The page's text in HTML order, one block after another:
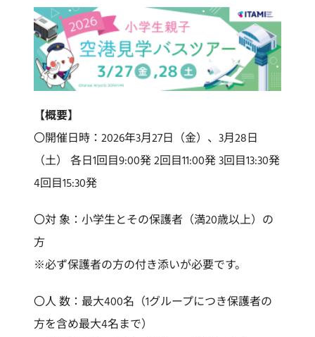
【概要】
〇開催日時：2026年3月27日（金）、3月28日
（土） 各日1回目9:00発 2回目11:00発 3回目13:30発
4回目15:30発
〇対 象：小学生とその保護者（満20歳以上）の
方
※必ず保護者の方の付き添いが必要です。
〇人 数：最大400名（1グループにつき保護者の
方を含め最大4名まで）